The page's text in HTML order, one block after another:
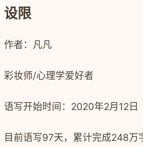
设限
作者：凡凡
彩妆师/心理学爱好者
语写开始时间： 2020年2月12日
目前语写97天，累计完成248万